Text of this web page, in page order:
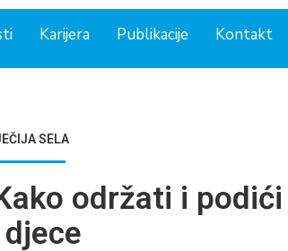
Karijera Publikacije Kontakt
SELA
održati i
djece